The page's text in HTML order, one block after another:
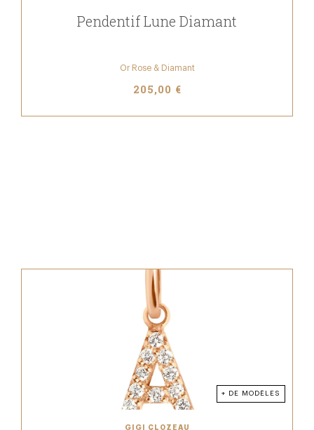
Pendentif Lune Diamant
Or Rose & Diamant
205,00 €
+ DE MODÈLES
GIGI CLOZEAU